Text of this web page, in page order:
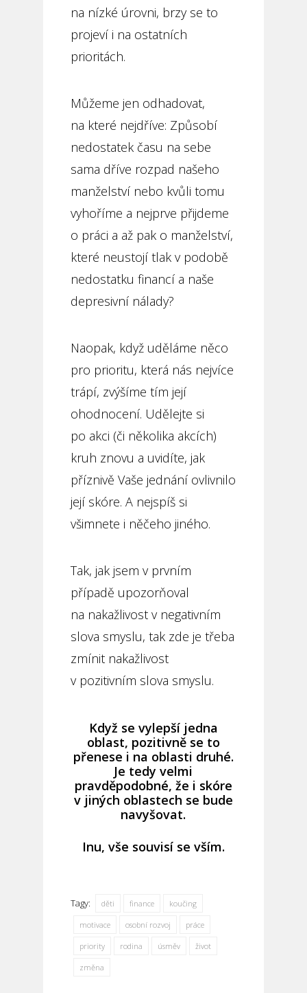
na nízké úrovni, brzy se to
projeví i na ostatních
prioritách.
Můžeme jen odhadovat,
na které nejdříve: Způsobí
nedostatek času na sebe
sama dříve rozpad našeho
manželství nebo kvůli tomu
vyhoříme a nejprve přijdeme
o práci a až pak o manželství,
které neustojí tlak v podobě
nedostatku financí a naše
depresivní nálady?
Naopak, když uděláme něco
pro prioritu, která nás nejvíce
trápí, zvýšíme tím její
ohodnocení. Udělejte si
po akci (či několika akcích)
kruh znovu a uvidíte, jak
příznivě Vaše jednání ovlivnilo
její skóre. A nejspíš si
všimnete i něčeho jiného.
Tak, jak jsem v prvním
případě upozorňoval
na nakažlivost v negativním
slova smyslu, tak zde je třeba
zmínit nakažlivost
v pozitivním slova smyslu.
Když se vylepší jedna
oblast, pozitivně se to
přenese i na oblasti druhé.
Je tedy velmi
pravděpodobné, že i skóre
v jiných oblastech se bude
navyšovat.
Inu, vše souvisí se vším.
Tagy: děti finance koučing
motivace osobní rozvoj práce
priority rodina úsměv život
změna